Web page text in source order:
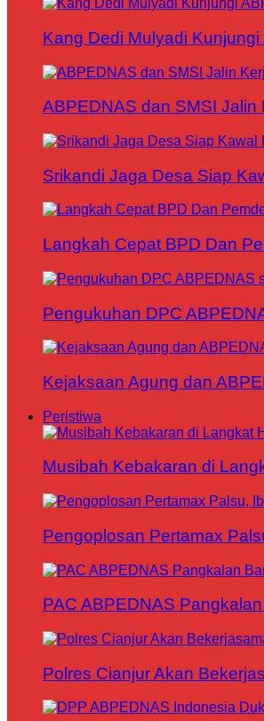
Kang Dedi Mulyadi
ABPEDNAS dan SMSI
Srikandi Jaga Desa Siap
Langkah Cepat BPD Dan
Pengukuhan DPC
Kejaksaan Agung dan
Peristiwa
Musibah Kebakaran di
Pengoplosan Pertamax
PAC ABPEDNAS
Polres Cianjur Akan